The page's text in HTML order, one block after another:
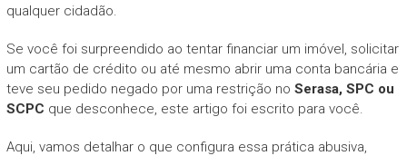
qualquer cidadão.
Se você foi surpreendido ao tentar financiar um imóvel, solicitar
um cartão de crédito ou até mesmo abrir uma conta bancária e
teve seu pedido negado por uma restrição no Serasa, SPC ou
SCPC que desconhece, este artigo foi escrito para você.
Aqui, vamos detalhar o que configura essa prática abusiva,